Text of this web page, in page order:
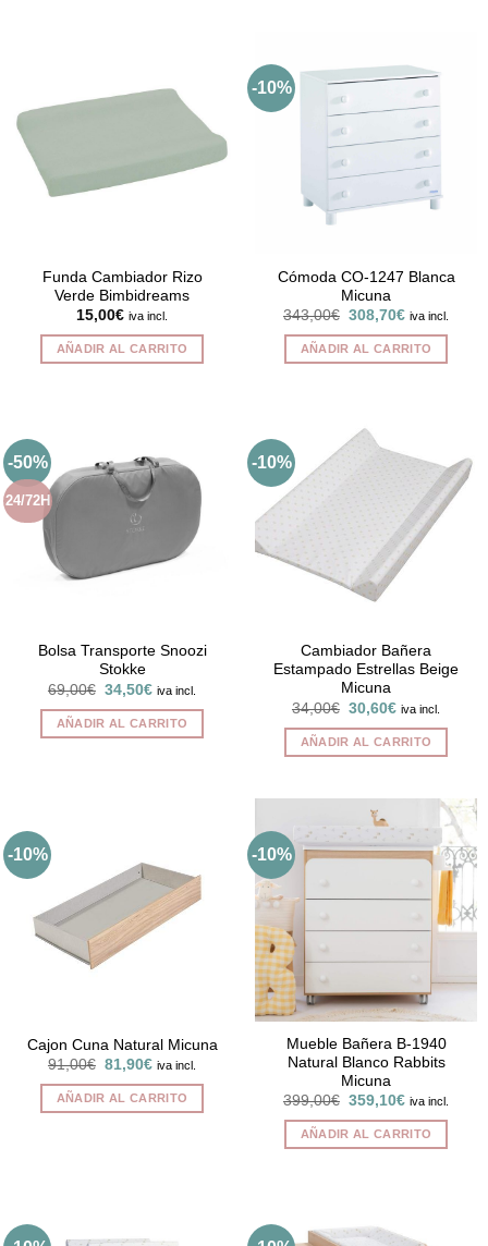
Funda Cambiador Rizo
Verde Bimbidreams
15,00€ iva incl.
AÑADIR AL CARRITO
-10%
Cómoda CO-1247 Blanca
Micuna
343,00€ El
original
era:
308,70€El
actual
es:
iva incl.
AÑADIR AL CARRITO
-50%
24/72H
Bolsa Transporte Snoozi
Stokke
69,00€ El
precio
original
era:
34,50€El
actual
es:
iva incl.
AÑADIR AL CARRITO
-10%
Cambiador Bañera
Estampado Estrellas Beige
Micuna
34,00€ El
precio
original
era:
30,60€El
actual
es:
iva incl.
AÑADIR AL CARRITO
-10%
Cajon Cuna Natural Micuna
91,00€ El
original
era:
81,90€El
actual
es:
iva incl.
AÑADIR AL CARRITO
-10%
Mueble Bañera B-1940
Natural Blanco Rabbits
Micuna
399,00€ El
original
era:
359,10€El
actual
es:
iva incl.
AÑADIR AL CARRITO